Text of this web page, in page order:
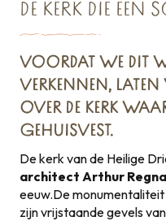
DE KERK DIE EEN
VOORDAT WE DIT
VERKENNEN, LATEN
OVER DE KERK
GEHUISVEST.
De kerk van de Heilige
architect Arthur
eeuw.De
zijn vrijstaande gevels